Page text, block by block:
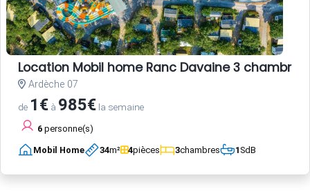
Location Mobil home Ranc Davaine 3 chambres
Ardèche 07
de 1€ à 985€ la semaine
6 personne(s)
Mobil Home 34m² 4pièces 3chambres 1SdB